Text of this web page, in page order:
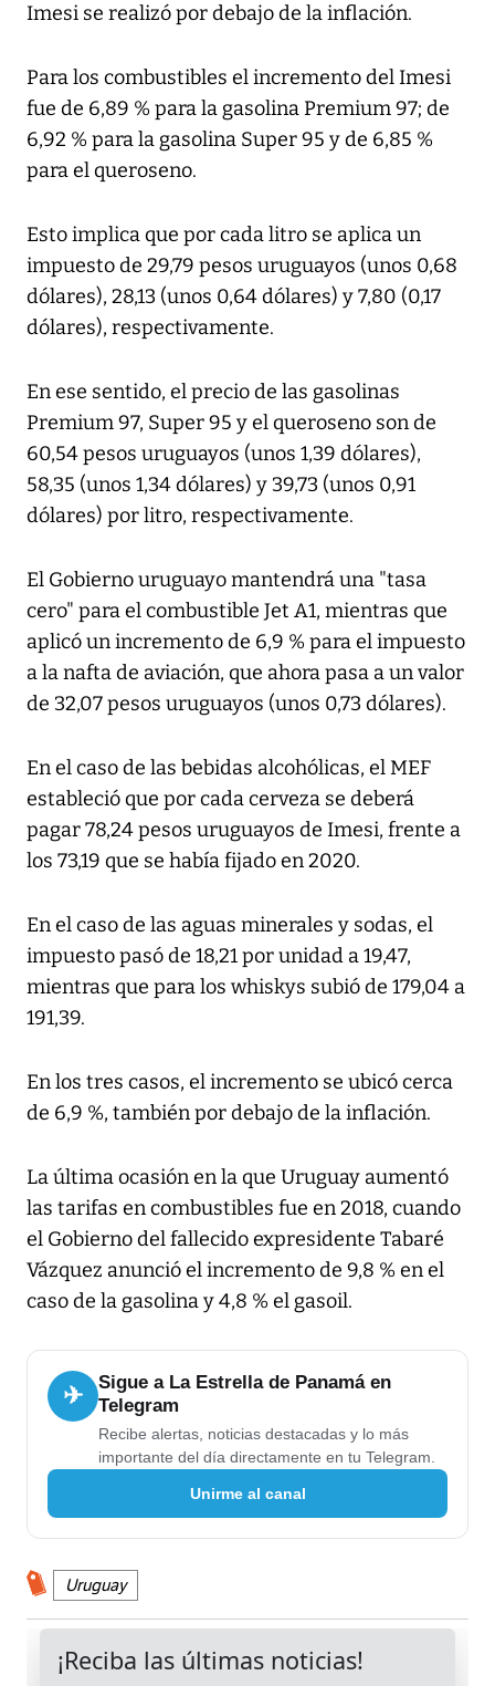
Imesi se realizó por debajo de la inflación.
Para los combustibles el incremento del Imesi
fue de 6,89 % para la gasolina Premium 97; de
6,92 % para la gasolina Super 95 y de 6,85 %
para el queroseno.
Esto implica que por cada litro se aplica un
impuesto de 29,79 pesos uruguayos (unos 0,68
dólares), 28,13 (unos 0,64 dólares) y 7,80 (0,17
dólares), respectivamente.
En ese sentido, el precio de las gasolinas
Premium 97, Super 95 y el queroseno son de
60,54 pesos uruguayos (unos 1,39 dólares),
58,35 (unos 1,34 dólares) y 39,73 (unos 0,91
dólares) por litro, respectivamente.
El Gobierno uruguayo mantendrá una "tasa
cero" para el combustible Jet A1, mientras que
aplicó un incremento de 6,9 % para el impuesto
a la nafta de aviación, que ahora pasa a un valor
de 32,07 pesos uruguayos (unos 0,73 dólares).
En el caso de las bebidas alcohólicas, el MEF
estableció que por cada cerveza se deberá
pagar 78,24 pesos uruguayos de Imesi, frente a
los 73,19 que se había fijado en 2020.
En el caso de las aguas minerales y sodas, el
impuesto pasó de 18,21 por unidad a 19,47,
mientras que para los whiskys subió de 179,04 a
191,39.
En los tres casos, el incremento se ubicó cerca
de 6,9 %, también por debajo de la inflación.
La última ocasión en la que Uruguay aumentó
las tarifas en combustibles fue en 2018, cuando
el Gobierno del fallecido expresidente Tabaré
Vázquez anunció el incremento de 9,8 % en el
caso de la gasolina y 4,8 % el gasoil.
✈
Sigue a La Estrella de Panamá en
Telegram
Recibe alertas, noticias destacadas y lo más
importante del día directamente en tu Telegram.
Unirme al canal
Uruguay